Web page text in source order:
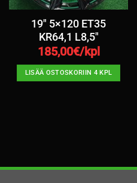
19″ 5×120 ET35
KR64,1 L8,5″
185,00€/kpl
LISÄÄ OSTOSKORIIN 4 KPL